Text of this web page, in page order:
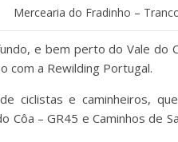
Mercearia do Fradinho –
e bem perto do Vale do
com a Rewilding Portugal.
ciclistas e caminheiros,
Côa – GR45 e Caminhos de